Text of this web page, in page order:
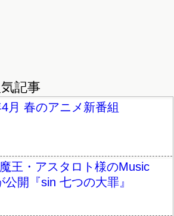
記事
月 春のアニメ新番組
王・アスタロト様のMusic
公開『sin 七つの大罪』